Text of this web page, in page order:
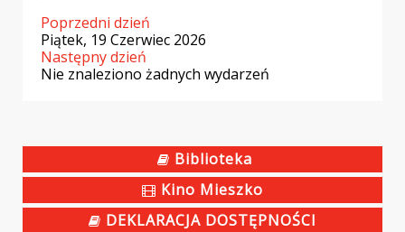
Poprzedni dzień
Piątek, 19 Czerwiec 2026
Następny dzień
Nie znaleziono żadnych wydarzeń
Biblioteka
Kino Mieszko
DEKLARACJA DOSTĘPNOŚCI